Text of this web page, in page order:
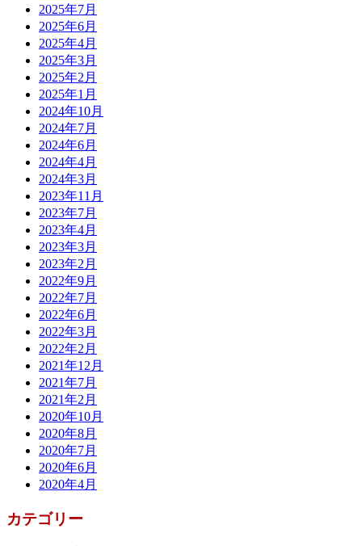
2025年7月
2025年6月
2025年4月
2025年3月
2025年2月
2025年1月
2024年10月
2024年7月
2024年6月
2024年4月
2024年3月
2023年11月
2023年7月
2023年4月
2023年3月
2023年2月
2022年9月
2022年7月
2022年6月
2022年3月
2022年2月
2021年12月
2021年7月
2021年2月
2020年10月
2020年8月
2020年7月
2020年6月
2020年4月
カテゴリー